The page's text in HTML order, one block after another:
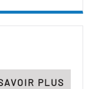
PLUS